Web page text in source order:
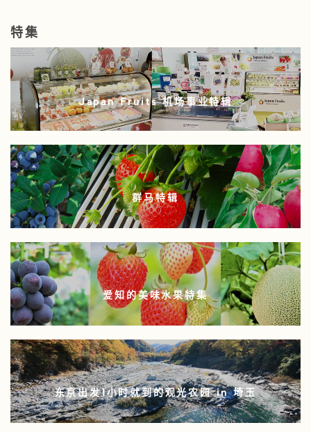
特集
Japan Fruits 机场事业特辑
群马特辑
爱知的美味水果特集
东京出发1小时就到的观光农园 in 埼玉